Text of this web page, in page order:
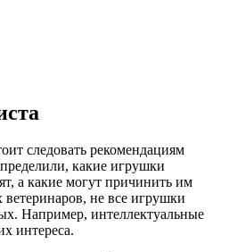
следовать рекомендациям
какие игрушки
а какие могут причинить им
не все игрушки
Например, интеллектуальные
интереса.